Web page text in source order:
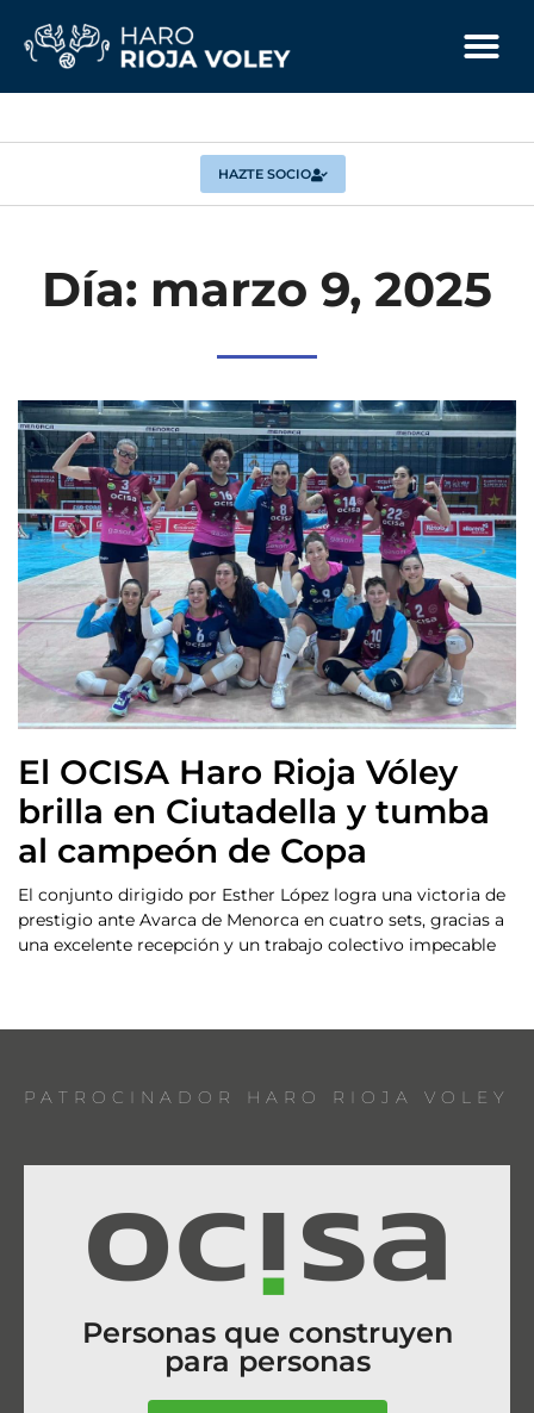
HAZTE SOCIO
Día: marzo 9, 2025
El OCISA Haro Rioja Vóley
brilla en Ciutadella y tumba
al campeón de Copa
El conjunto dirigido por Esther López logra una victoria de
prestigio ante Avarca de Menorca en cuatro sets, gracias a
una excelente recepción y un trabajo colectivo impecable
PATROCINADOR HARO RIOJA VOLEY
Personas que construyen
para personas